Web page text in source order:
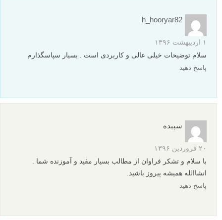
h_hooryar82
۱ اردیبهشت ۱۳۹۶
سلام توضیحات خیلی عالی و کاربردی است . بسیار سپاسگذارم
پاسخ دهید
سپیده
۲۰ فروردین ۱۳۹۶
با سلام و تشکر فراوان از مطالب بسیار مفید و آموزنده شما .
انشاالله همیشه پیروز باشید.
پاسخ دهید